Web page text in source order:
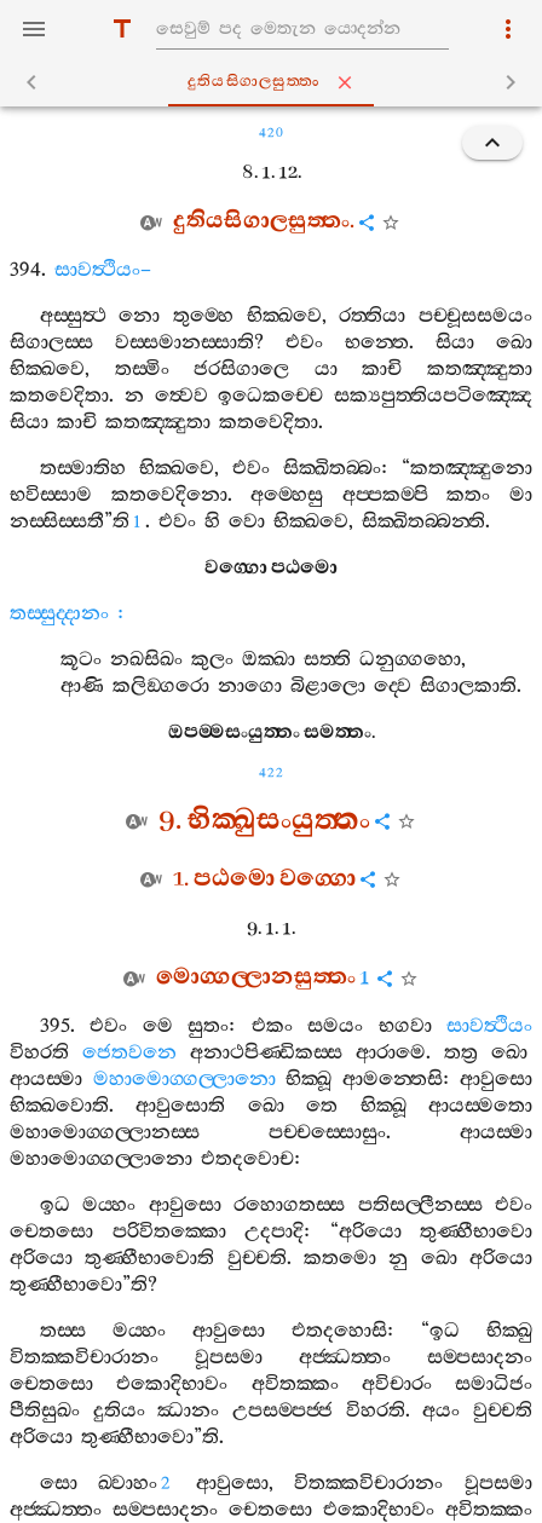
දුතියසිගාලසුත‍්තං
420
8. 1. 12.
දුතියසිගාලසුත‍්තං.
394. සාවත්‍ථියං–
අස‍්සුත්‍ථ නො තුම‍්හෙ භික‍්ඛවෙ,රත‍්තියා පච‍්චූසසමයං
සිගාලස‍්ස
වස‍්සමානස‍්සාති? එවං භන‍්තෙ. සියා
ඛො
භික‍්ඛවෙ, තස‍්මිං ජරසිගාලෙ යා කාචි
කතඤ‍්ඤුතා
කතවෙදිතා. න ත්‍වෙව ඉධෙකච‍්චෙ සක්‍යපුත‍්තියපටිඤ‍්ඤෙ
සියා කාචි කතඤ‍්ඤුතා කතවෙදිතා.
තස‍්මාතිහ
භික‍්ඛවෙ, එවං සික‍්ඛිතබ‍්බං: “කතඤ‍්ඤුනො
භවිස‍්සාම
කතවෙදිනො.අම‍්හෙසු අප‍්පකම‍්පි කතං
මා
නස‍්සිස‍්සතී”ති 1 . එවං හි වො භික‍්ඛවෙ, සික‍්ඛිතබ‍්බන‍්ති.
වග‍්ගොපඨමො
තස‍්සුද‍්දානං :
කූටං නඛසිඛං කුලං ඔක‍්ඛා සත‍්ති ධනුග‍්ගහො,
ආණි කලිඞ‍්ගරො නාගො බිළාලො ද‍්වෙ සිගාලකාති.
ඔපම‍්මසංයුත‍්තංසමත‍්තං.
422
9.භික‍්ඛුසංයුත‍්තං
1.පඨමොවග‍්ගො
9. 1. 1.
මොග‍්ගල‍්ලානසුත‍්තං1
395.එවං මෙ සුතං: එකං සමයං භගවා
සාවත්‍ථියං
විහරති
ජෙතවනෙ අනාථපිණ‍්ඩිකස‍්ස ආරාමෙ. තත්‍ර
ඛො
ආයස‍්මා මහාමොග‍්ගල‍්ලානො භික‍්ඛූ ආමන‍්තෙසි: ආවුසො
භික‍්ඛවොති.ආවුසොති ඛො තෙ භික‍්ඛූ
ආයස‍්මතො
මහාමොග‍්ගල‍්ලානස‍්ස
පච‍්චස‍්සොසුං. ආයස‍්මා
මහාමොග‍්ගල‍්ලානො එතදවොච:
ඉධ මය‍්හං ආවුසො රහොගතස‍්ස පතිසල‍්ලීනස‍්ස එවං
චෙතසො
පරිවිතක‍්කො උදපාදි: “අරියො
තුණ‍්හීභාවො
අරියො තුණ‍්හීභාවොති වුච‍්චති.කතමො නු ඛො අරියො
තුණ‍්හීභාවො”ති?
තස‍්ස
මය‍්හං ආවුසො එතදහොසි: “ඉධ
භික‍්ඛු
විතක‍්කවිචාරානං
වූපසමා අජ‍්ඣත‍්තං
සම‍්පසාදනං
චෙතසො
එකොදිභාවං අවිතක‍්කං අවිචාරං
සමාධිජං
පීතිසුඛං දුතියං ඣානං උපසම‍්පජ‍්ජ විහරති.අයං වුච‍්චති
අරියො තුණ‍්හීභාවො”ති.
සො
ඛ‍්වාහං2 ආවුසො,විතක‍්කවිචාරානං
වූපසමා
අජ‍්ඣත‍්තං සම‍්පසාදනං චෙතසො එකොදිභාවං අවිතක‍්කං